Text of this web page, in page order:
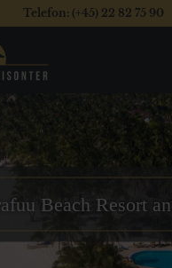
Telefon: (+45) 22 82 75 90
Beach Resort